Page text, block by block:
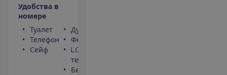
Удобства в
номере
Туалет
Телефон
Сейф
Душ
Фен
LCD
телевизор
Беспроводной